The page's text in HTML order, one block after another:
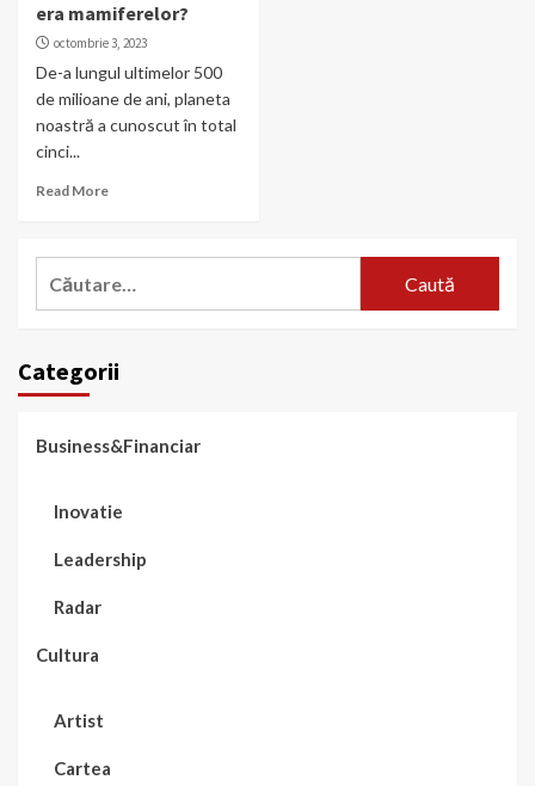
era mamiferelor?
octombrie 3, 2023
De-a lungul ultimelor 500
de milioane de ani, planeta
noastră a cunoscut în total
cinci...
Read More
Categorii
Business&Financiar
Inovatie
Leadership
Radar
Cultura
Artist
Cartea